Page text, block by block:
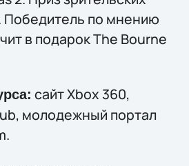
Победитель по мнению
в подарок The Bourne
сайт Xbox 360,
молодежный портал